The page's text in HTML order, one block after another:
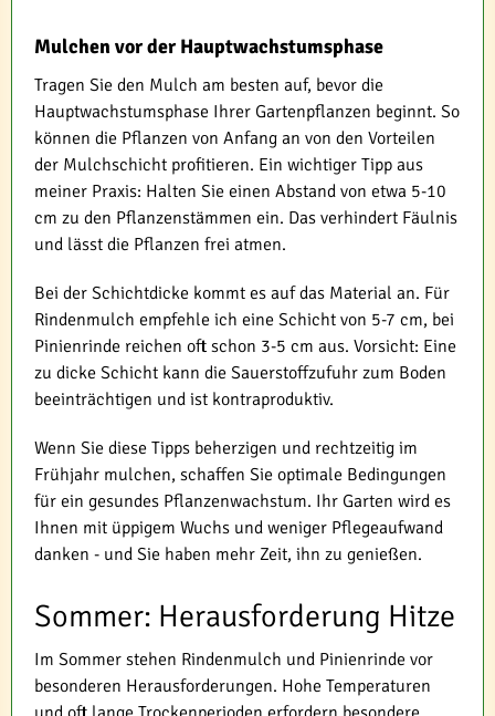
Mulchen vor der Hauptwachstumsphase
Tragen Sie den Mulch am besten auf, bevor die
Hauptwachstumsphase Ihrer Gartenpflanzen beginnt. So
können die Pflanzen von Anfang an von den Vorteilen
der Mulchschicht profitieren. Ein wichtiger Tipp aus
meiner Praxis: Halten Sie einen Abstand von etwa 5-10
cm zu den Pflanzenstämmen ein. Das verhindert Fäulnis
und lässt die Pflanzen frei atmen.
Bei der Schichtdicke kommt es auf das Material an. Für
Rindenmulch empfehle ich eine Schicht von 5-7 cm, bei
Pinienrinde reichen oft schon 3-5 cm aus. Vorsicht: Eine
zu dicke Schicht kann die Sauerstoffzufuhr zum Boden
beeinträchtigen und ist kontraproduktiv.
Wenn Sie diese Tipps beherzigen und rechtzeitig im
Frühjahr mulchen, schaffen Sie optimale Bedingungen
für ein gesundes Pflanzenwachstum. Ihr Garten wird es
Ihnen mit üppigem Wuchs und weniger Pflegeaufwand
danken - und Sie haben mehr Zeit, ihn zu genießen.
Sommer: Herausforderung Hitze
Im Sommer stehen Rindenmulch und Pinienrinde vor
besonderen Herausforderungen. Hohe Temperaturen